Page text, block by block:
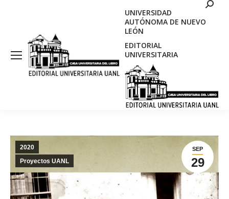
UNIVERSIDAD
AUTÓNOMA DE NUEVO
LEÓN
EDITORIAL
UNIVERSITARIA
SEP
29
2020
Proyectos UANL